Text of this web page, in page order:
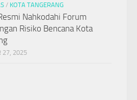
/ KOTA TANGERANG
Nahkodahi Forum
Risiko Bencana Kota
27, 2025